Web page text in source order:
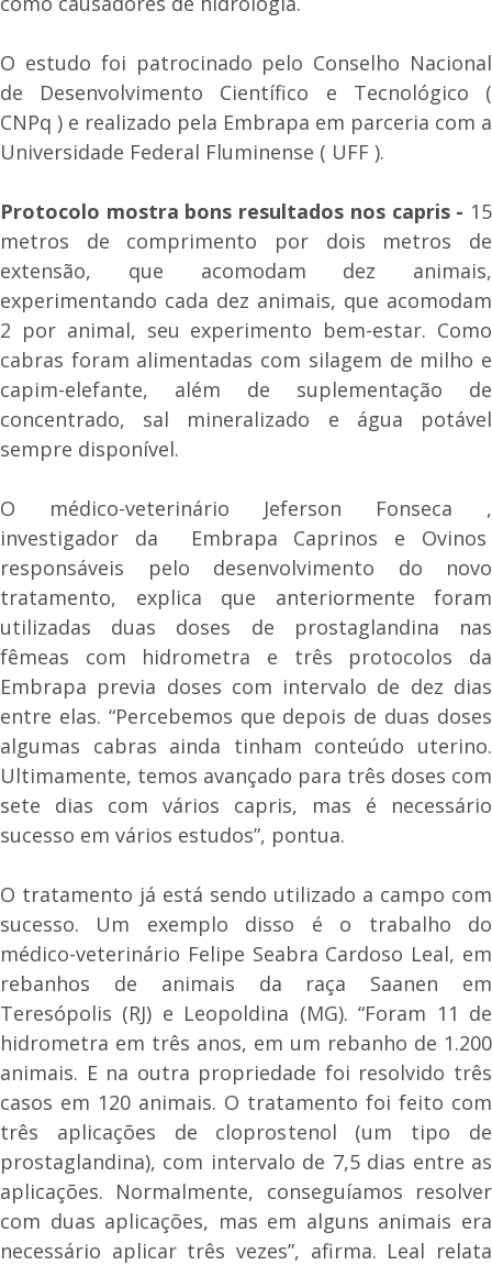
O estudo foi patrocinado pelo Conselho Nacional
de Desenvolvimento Científico e Tecnológico (
CNPq ) e realizado pela Embrapa em parceria com a
Universidade Federal Fluminense ( UFF ).
Protocolo mostra bons resultados nos capris - 15
metros de comprimento por dois metros de
extensão, que acomodam dez animais,
experimentando cada dez animais, que acomodam
2 por animal, seu experimento bem-estar. Como
cabras foram alimentadas com silagem de milho e
capim-elefante, além de suplementação de
concentrado, sal mineralizado e água potável
sempre disponível.
O médico-veterinário Jeferson Fonseca ,
investigador da Embrapa Caprinos e Ovinos
responsáveis pelo desenvolvimento do novo
tratamento, explica que anteriormente foram
utilizadas duas doses de prostaglandina nas
fêmeas com hidrometra e três protocolos da
Embrapa previa doses com intervalo de dez dias
entre elas. “Percebemos que depois de duas doses
algumas cabras ainda tinham conteúdo uterino.
Ultimamente, temos avançado para três doses com
sete dias com vários capris, mas é necessário
sucesso em vários estudos”, pontua.
O tratamento já está sendo utilizado a campo com
sucesso. Um exemplo disso é o trabalho do
médico-veterinário Felipe Seabra Cardoso Leal, em
rebanhos de animais da raça Saanen em
Teresópolis (RJ) e Leopoldina (MG). “Foram 11 de
hidrometra em três anos, em um rebanho de 1.200
animais. E na outra propriedade foi resolvido três
casos em 120 animais. O tratamento foi feito com
três aplicações de cloprostenol (um tipo de
prostaglandina), com intervalo de 7,5 dias entre as
aplicações. Normalmente, conseguíamos resolver
com duas aplicações, mas em alguns animais era
necessário aplicar três vezes”, afirma. Leal relata